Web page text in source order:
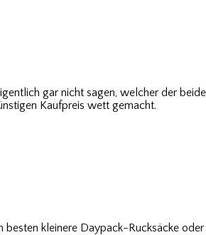
gar nicht sagen, welcher der
Kaufpreis wett gemacht.
besten kleinere Daypack-Rucksäcke